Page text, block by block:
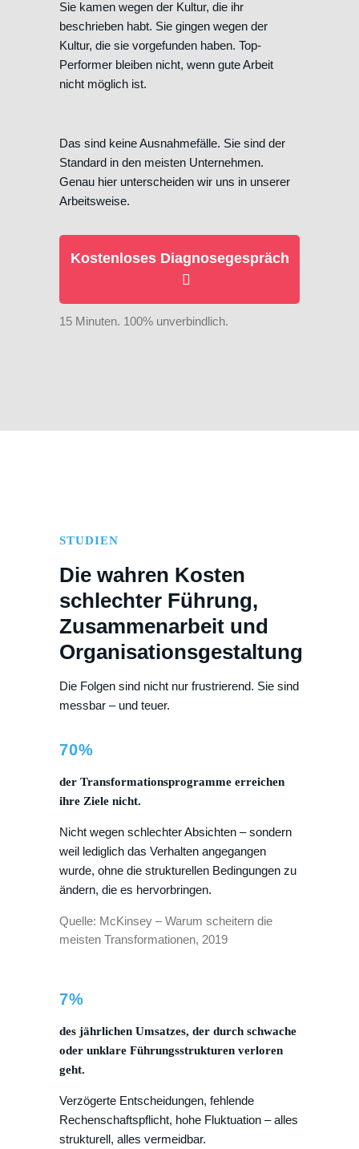
Sie kamen wegen der Kultur, die ihr
beschrieben habt. Sie gingen wegen der
Kultur, die sie vorgefunden haben. Top-
Performer bleiben nicht, wenn gute Arbeit
nicht möglich ist.
Das sind keine Ausnahmefälle. Sie sind der
Standard in den meisten Unternehmen.
Genau hier unterscheiden wir uns in unserer
Arbeitsweise.
Kostenloses Diagnosegespräch
15 Minuten. 100% unverbindlich.
STUDIEN
Die wahren Kosten
schlechter Führung,
Zusammenarbeit und
Organisationsgestaltung
Die Folgen sind nicht nur frustrierend. Sie sind
messbar – und teuer.
70%
der Transformationsprogramme erreichen
ihre Ziele nicht.
Nicht wegen schlechter Absichten – sondern
weil lediglich das Verhalten angegangen
wurde, ohne die strukturellen Bedingungen zu
ändern, die es hervorbringen.
Quelle: McKinsey – Warum scheitern die
meisten Transformationen, 2019
7%
des jährlichen Umsatzes, der durch schwache
oder unklare Führungsstrukturen verloren
geht.
Verzögerte Entscheidungen, fehlende
Rechenschaftspflicht, hohe Fluktuation – alles
strukturell, alles vermeidbar.